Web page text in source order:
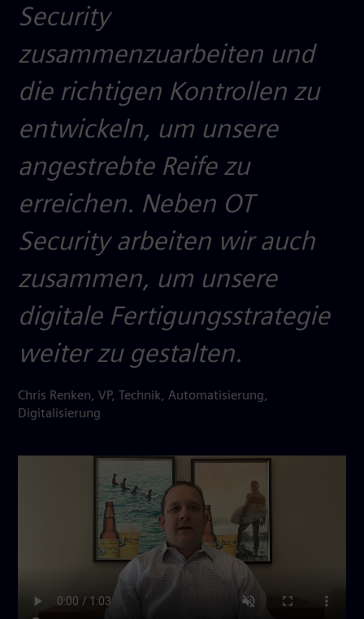
Security
zusammenzuarbeiten und
die richtigen Kontrollen zu
entwickeln, um unsere
angestrebte Reife zu
erreichen. Neben OT
Security arbeiten wir auch
zusammen, um unsere
digitale Fertigungsstrategie
weiter zu gestalten.
Chris Renken, VP, Technik, Automatisierung,
Digitalisierung